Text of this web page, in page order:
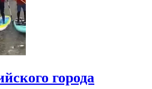
города